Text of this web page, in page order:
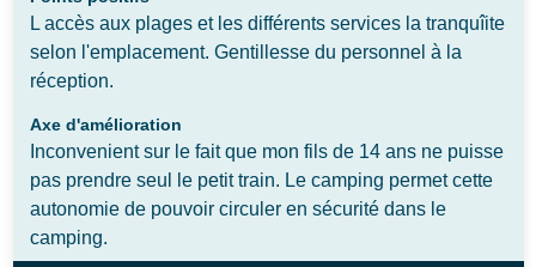
L accès aux plages et les différents services la tranquîite
selon l'emplacement. Gentillesse du personnel à la
réception.
Axe d'amélioration
Inconvenient sur le fait que mon fils de 14 ans ne puisse
pas prendre seul le petit train. Le camping permet cette
autonomie de pouvoir circuler en sécurité dans le
camping.